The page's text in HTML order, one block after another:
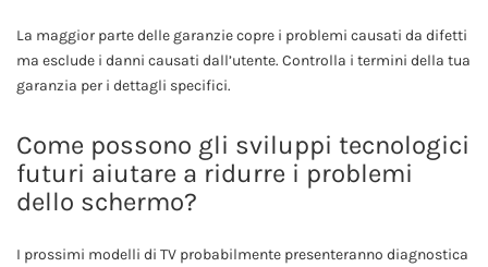
La maggior parte delle garanzie copre i problemi causati da difetti
ma esclude i danni causati dall’utente. Controlla i termini della tua
garanzia per i dettagli specifici.
Come possono gli sviluppi tecnologici
futuri aiutare a ridurre i problemi
dello schermo?
I prossimi modelli di TV probabilmente presenteranno diagnostica